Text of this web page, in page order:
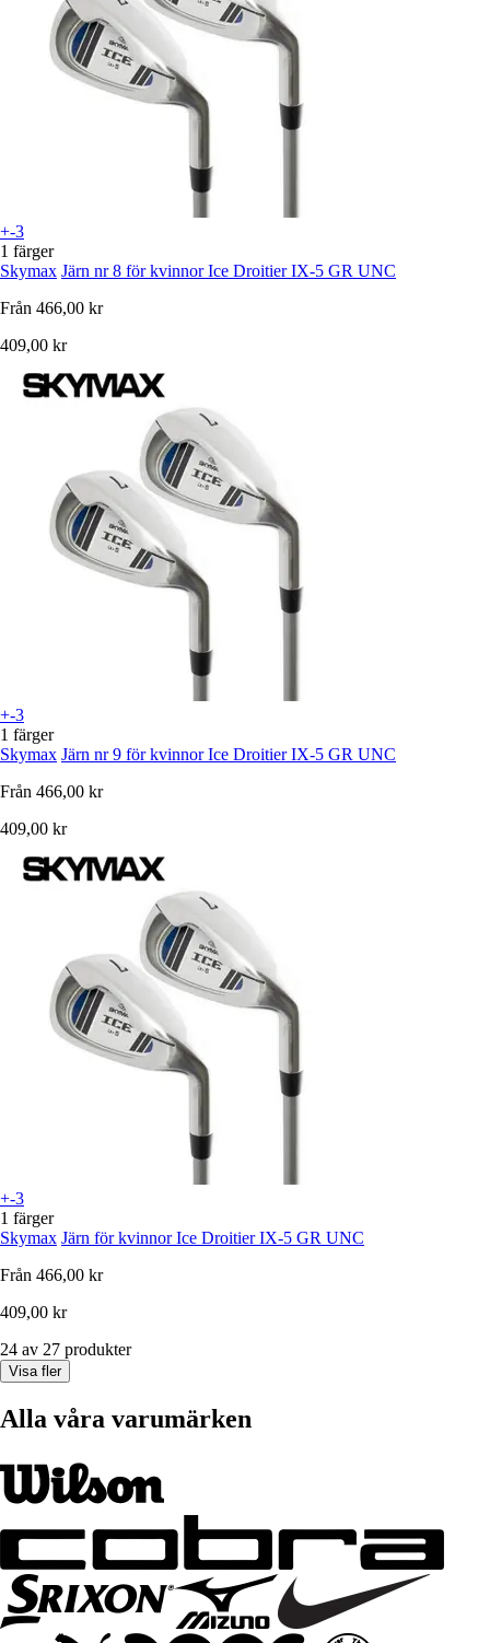
+-3
1 färger
Skymax Järn nr 8 för kvinnor Ice Droitier IX-5 GR UNC
Från 466,00 kr
409,00 kr
+-3
1 färger
Skymax Järn nr 9 för kvinnor Ice Droitier IX-5 GR UNC
Från 466,00 kr
409,00 kr
+-3
1 färger
Skymax Järn för kvinnor Ice Droitier IX-5 GR UNC
Från 466,00 kr
409,00 kr
24 av 27 produkter
Visa fler
Alla våra varumärken